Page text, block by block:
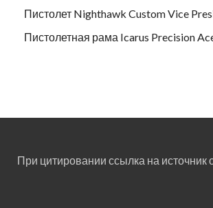
Пистолет Nighthawk Custom Vice
Пистолетная рама Icarus Precision
При цитировании ссылка на источник